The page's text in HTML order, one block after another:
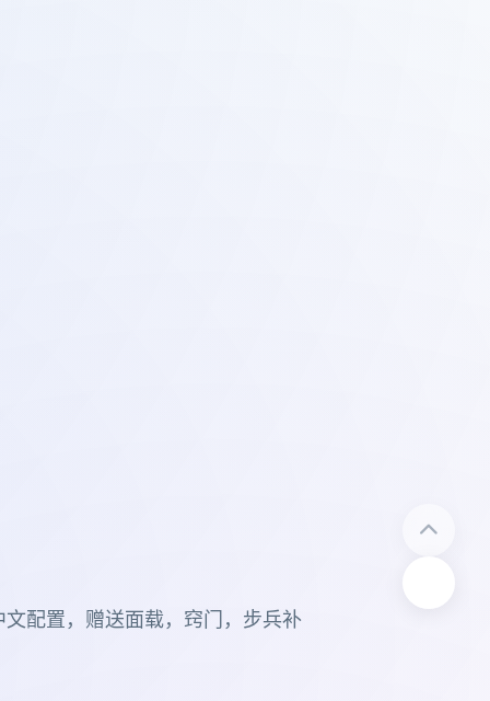
配置，赠送面载，窍门，步兵补